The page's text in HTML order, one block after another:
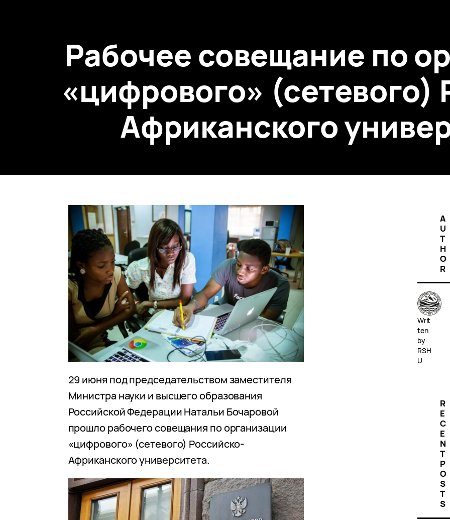
Рабочее совещание по
«цифрового» (сетевого)
Африканского
29 июня под председательством заместителя
Министра науки и высшего образования
Российской Федерации Натальи Бочаровой
прошло рабочего совещания по организации
«цифрового» (сетевого) Российско-
Африканского университета.
A
U
T
H
O
R
Writ
ten
by
RSH
U
R
E
C
E
N
T
P
O
S
T
S